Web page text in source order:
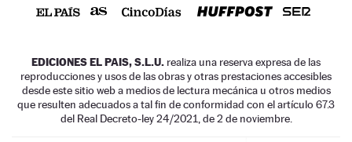
EDICIONES EL PAIS, S.L.U. realiza una reserva expresa de las
reproducciones y usos de las obras y otras prestaciones accesibles
desde este sitio web a medios de lectura mecánica u otros medios
que resulten adecuados a tal fin de conformidad con el artículo 67.3
del Real Decreto-ley 24/2021, de 2 de noviembre.